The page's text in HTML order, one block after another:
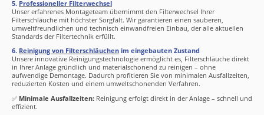
5. Professioneller Filterwechsel
Unser erfahrenes Montageteam übernimmt den Filterwechsel Ihrer
Filterschläuche mit höchster Sorgfalt. Wir garantieren einen sauberen,
umweltfreundlichen und technisch einwandfreien Einbau, der alle aktuellen
Standards der Filtertechnik erfüllt.
6. Reinigung von Filterschläuchen im eingebauten Zustand
Unsere innovative Reinigungstechnologie ermöglicht es, Filterschläuche direkt
in Ihrer Anlage gründlich und materialschonend zu reinigen – ohne
aufwendige Demontage. Dadurch profitieren Sie von minimalen Ausfallzeiten,
reduzierten Kosten und einem umweltschonenden Verfahren.
✅ Minimale Ausfallzeiten: Reinigung erfolgt direkt in der Anlage – schnell und
effizient.